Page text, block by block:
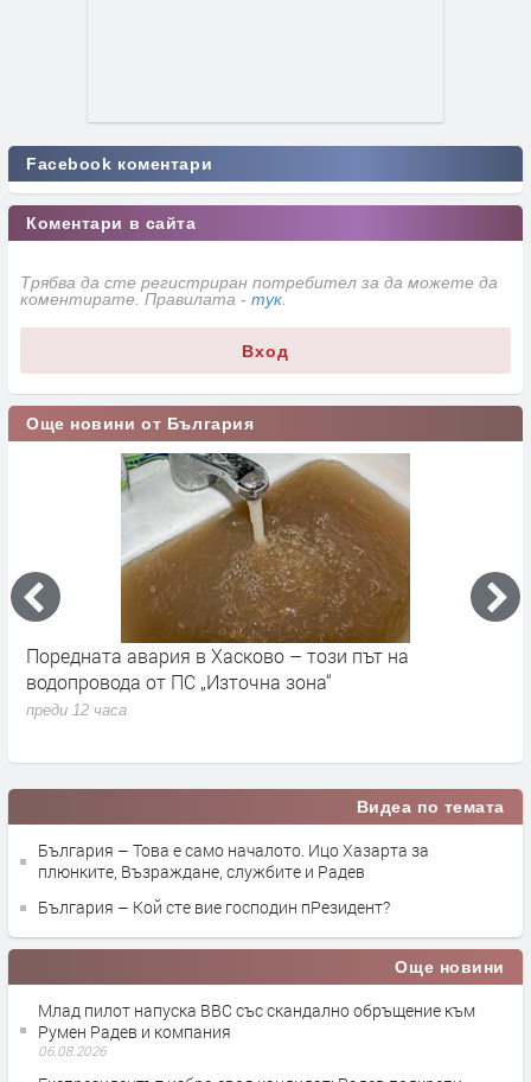
Facebook коментари
Коментари в сайта
Трябва да сте регистриран потребител за да можете да
коментирате. Правилата - тук
Вход
Още новини от България
До 36 градуса и слънчево време в България днес
преди 22 часа
Видеа по темата
България – Това е само началото. Ицо Хазарта за
плюнките, Възраждане, службите и Радев
България – Кой сте вие господин пРезидент?
Още новини
Млад пилот напуска ВВС със скандално обръщение към
Румен Радев и компания
06.08.2026